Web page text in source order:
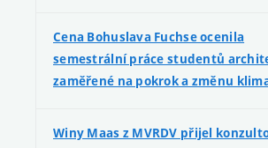
Cena Bohuslava Fuchse ocenila
semestrální práce studentů
zaměřené na pokrok a změnu
Winy Maas z MVRDV přijel